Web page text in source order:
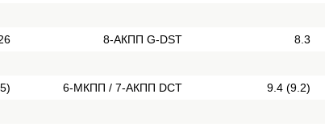
8-АКПП G-DST 8.3
6-МКПП / 7-АКПП DCT 9.4 (9.2)